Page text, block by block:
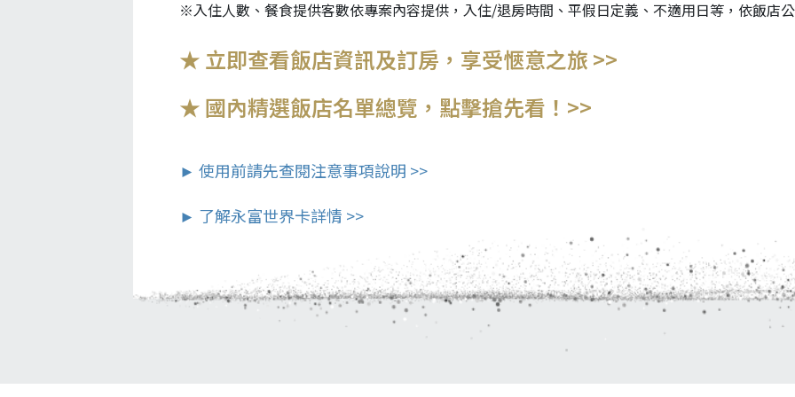
※入住人數、餐食提供客數依專案內容提供，入住/退房時間、平假日定義、不適用日等，依飯店
★ 立即查看飯店資訊及訂房，享受愜意之旅 >>
★ 國內精選飯店名單總覽，點擊搶先看！>>
► 使用前請先查閱注意事項說明 >>
► 了解永富世界卡詳情 >>